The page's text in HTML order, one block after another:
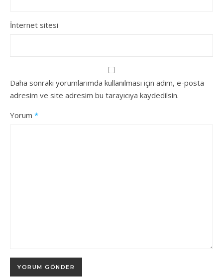
İnternet sitesi
Daha sonraki yorumlarımda kullanılması için adım, e-posta
adresim ve site adresim bu tarayıcıya kaydedilsin.
Yorum *